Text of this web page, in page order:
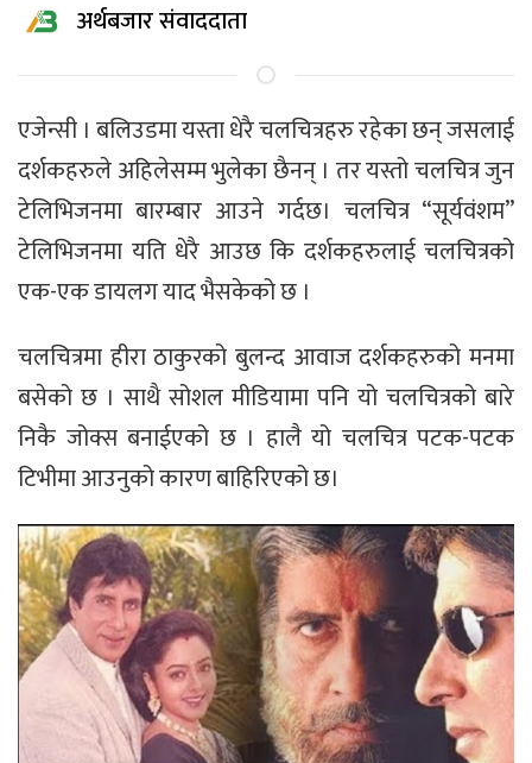
अर्थबजार संवाददाता
एजेन्सी । बलिउडमा यस्ता धेरै चलचित्रहरु रहेका छन् जसलाई
दर्शकहरुले अहिलेसम्म भुलेका छैनन् । तर यस्तो चलचित्र जुन
टेलिभिजनमा बारम्बार आउने गर्दछ। चलचित्र “सूर्यवंशम”
टेलिभिजनमा यति धेरै आउछ कि दर्शकहरुलाई चलचित्रको
एक-एक डायलग याद भैसकेको छ ।
चलचित्रमा हीरा ठाकुरको बुलन्द आवाज दर्शकहरुको मनमा
बसेको छ । साथै सोशल मीडियामा पनि यो चलचित्रको बारे
निकै जोक्स बनाईएको छ । हालै यो चलचित्र पटक-पटक
टिभीमा आउनुको कारण बाहिरिएको छ।